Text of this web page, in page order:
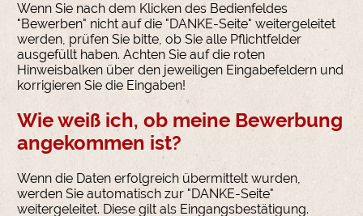
Wenn Sie nach dem Klicken des Bedienfeldes
"Bewerben" nicht auf die "DANKE-Seite" weitergeleitet
werden, prüfen Sie bitte, ob Sie alle Pflichtfelder
ausgefüllt haben. Achten Sie auf die roten
Hinweisbalken über den jeweiligen Eingabefeldern und
korrigieren Sie die Eingaben!
Wie weiß ich, ob meine Bewerbung
angekommen ist?
Wenn die Daten erfolgreich übermittelt wurden,
werden Sie automatisch zur "DANKE-Seite"
weitergeleitet. Diese gilt als Eingangsbestätigung.